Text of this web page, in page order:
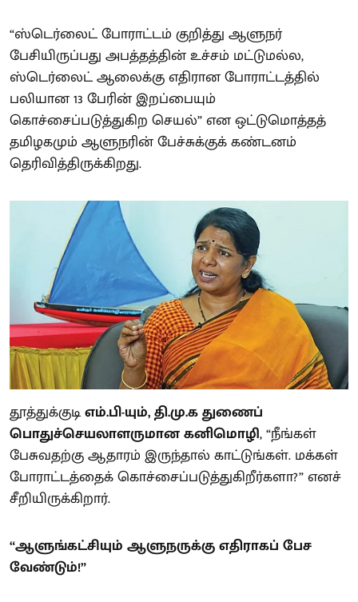
“ஸ்டெர்லைட் போராட்டம் குறித்து ஆளுநர்
பேசியிருப்பது அபத்தத்தின் உச்சம் மட்டுமல்ல,
ஸ்டெர்லைட் ஆலைக்கு எதிரான போராட்டத்தில்
பலியான 13 பேரின் இறப்பையும்
கொச்சைப்படுத்துகிற செயல்” என ஒட்டுமொத்தத்
தமிழகமும் ஆளுநரின் பேச்சுக்குக் கண்டனம்
தெரிவித்திருக்கிறது.
தூத்துக்குடிஎம்.பி-யும், தி.மு.க துணைப்
பொதுச்செயலாளருமான கனிமொழி, “நீங்கள்
பேசுவதற்கு ஆதாரம் இருந்தால் காட்டுங்கள். மக்கள்
போராட்டத்தைக் கொச்சைப்படுத்துகிறீர்களா?” எனச்
சீறியிருக்கிறார்.
“ஆளுங்கட்சியும் ஆளுநருக்கு எதிராகப் பேச
வேண்டும்!”